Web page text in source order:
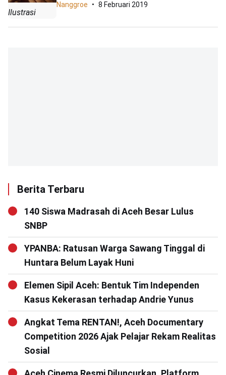
Ilustrasi
Nanggroe 8 Februari 2019
Berita Terbaru
140 Siswa Madrasah di Aceh Besar Lulus
SNBP
YPANBA: Ratusan Warga Sawang Tinggal di
Huntara Belum Layak Huni
Elemen Sipil Aceh: Bentuk Tim Independen
Kasus Kekerasan terhadap Andrie Yunus
Angkat Tema RENTAN!, Aceh Documentary
Competition 2026 Ajak Pelajar Rekam Realitas
Sosial